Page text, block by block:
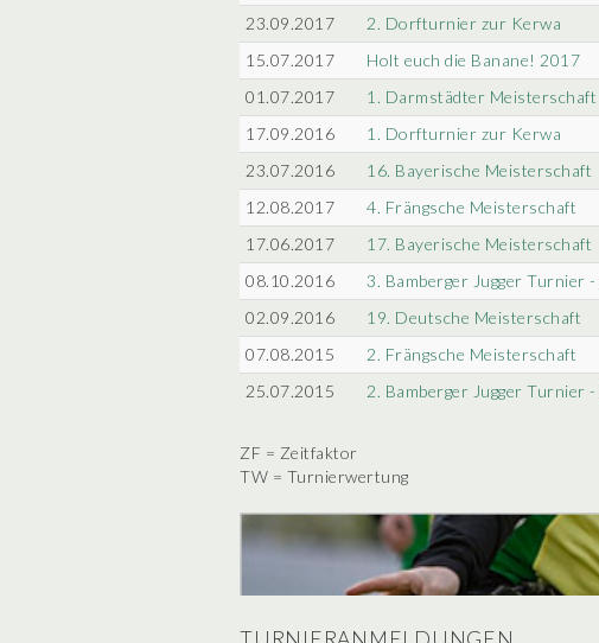
23.09.2017
2. Dorfturnier zur Kerwa
15.07.2017
Holt euch die Banane! 2017
01.07.2017
1. Darmstädter Meisterschaft
17.09.2016
1. Dorfturnier zur Kerwa
23.07.2016
16. Bayerische Meisterschaft
12.08.2017
4. Frängsche Meisterschaft
17.06.2017
17. Bayerische Meisterschaft
08.10.2016
3. Bamberger Jugger Turnier
02.09.2016
19. Deutsche Meisterschaft
07.08.2015
2. Frängsche Meisterschaft
25.07.2015
2. Bamberger Jugger Turnier
ZF = Zeitfaktor
TW = Turnierwertung